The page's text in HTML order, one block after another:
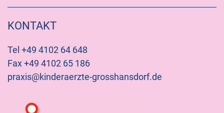
KONTAKT
Tel +49 4102 64 648
Fax +49 4102 65 186
praxis@kinderaerzte-grosshansdorf.de